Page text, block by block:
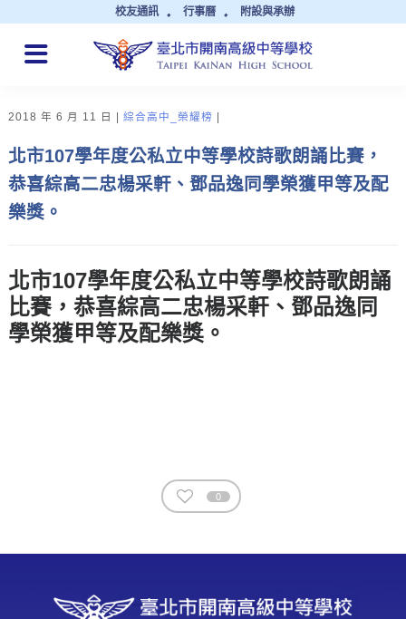
校友通訊 行事曆 附設與承辦
QUICK LINKS
2018 年 6 月 11 日 綜合高中_榮耀榜
北市107學年度公私立中等學校詩歌朗誦比賽，
恭喜綜高二忠楊采軒、鄧品逸同學榮獲甲等及配
樂獎。
北市107學年度公私立中等學校詩歌朗誦
比賽，恭喜綜高二忠楊采軒、 鄧品逸同
學榮獲甲等及配樂獎。
0